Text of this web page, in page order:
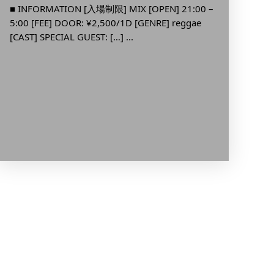
■ INFORMATION [入場制限] MIX [OPEN] 21:00 –
5:00 [FEE] DOOR: ¥2,500/1D [GENRE] reggae
[CAST] SPECIAL GUEST: […] ...